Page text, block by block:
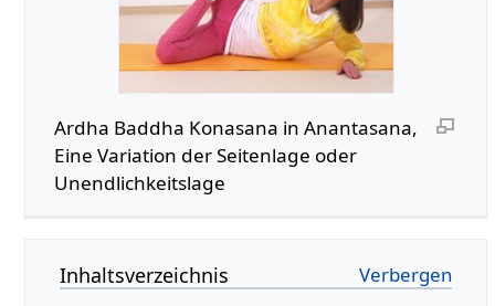
Ardha Baddha Konasana in Anantasana,
Eine Variation der Seitenlage oder
Unendlichkeitslage
Inhaltsverzeichnis